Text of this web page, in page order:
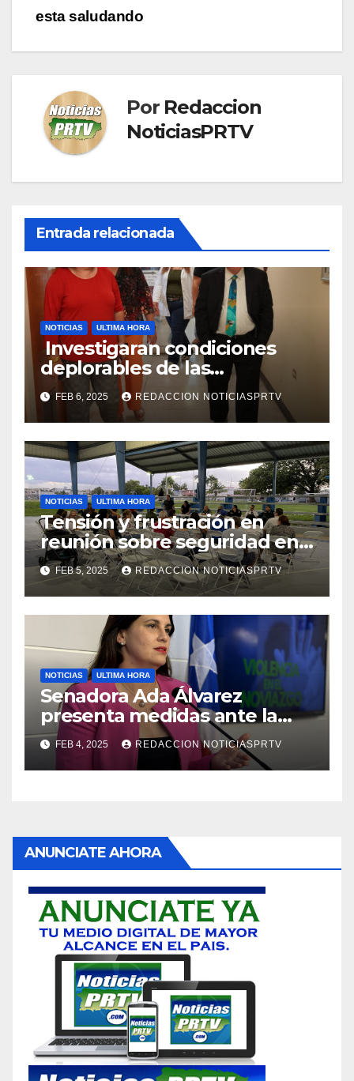
esta saludando
Por Redaccion
NoticiasPRTV
Entrada relacionada
NOTICIAS ULTIMA HORA
Investigaran condiciones
deplorables de las
facilidades el Departamento
de la Salud en Mayagüez
FEB 6, 2025 REDACCION NOTICIASPRTV
NOTICIAS ULTIMA HORA
Tensión y frustración en
reunión sobre seguridad en
Reparto Metropolitano
FEB 5, 2025 REDACCION NOTICIASPRTV
NOTICIAS ULTIMA HORA
Senadora Ada Álvarez
presenta medidas ante la
violencia en el noviazgo
FEB 4, 2025 REDACCION NOTICIASPRTV
ANUNCIATE AHORA